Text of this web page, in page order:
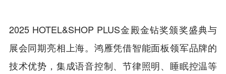
2025 HOTEL&SHOP PLUS金殿金钻奖颁奖盛典与
展会同期亮相上海。鸿雁凭借智能面板领军品牌的
技术优势，集成语音控制、节律照明、睡眠控温等